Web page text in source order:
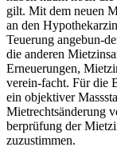
gilt. Mit dem neuen
an den
Teuerung angebun-
die anderen
Erneuerungen,
verein-facht. Für die
ein objektiver
Mietrechtsänderung
berprüfung der
zuzustimmen.